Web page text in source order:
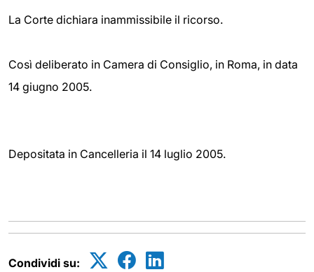
La Corte dichiara inammissibile il ricorso.
Così deliberato in Camera di Consiglio, in Roma, in data
14 giugno 2005.
Depositata in Cancelleria il 14 luglio 2005.
Condividi su: